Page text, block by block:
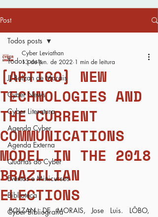
Post
Todos posts
JL Bolzan de Morais
Cyber News
Cyber Literatura
Agenda Cyber
Agenda Externa
Quartas do Cyber
Eventos e Minicursos
Biblioteca
Cyber Bibliografia
Todos posts
[ARTIGO] NEW
TECHNOLOGIES AND
THE CURRENT
COMMUNICATIONS
MODEL IN THE 2018
BRAZILIAN
ELECTIONS
Cyber Leviathan
13 de jun. de 2022 1 min de leitura
BOLZAN DE MORAIS, Jose Luis. LÔBO,